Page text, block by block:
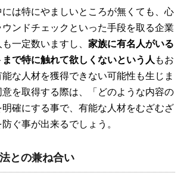
には特にやましいところが無くても、心
ンドチェックといった手段を取る企業
一定数いますし、 家族に有名人がいる
で特に触れて欲しくないという人 もお
な人材を獲得できない可能性も生じま
を取得する際は、「どのような内容の
確にする事で、有能な人材をむざむざ
ぐ事が出来るでしょう。
との兼ね合い